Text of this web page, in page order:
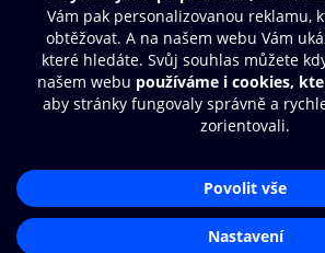
Další zábava
© O2 Czech Republic a.s.
Zásady zpracování osobních údajů
Aplikace
Čti a poslouchej